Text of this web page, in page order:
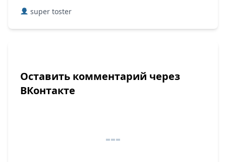
super toster
Оставить комментарий через
ВКонтакте